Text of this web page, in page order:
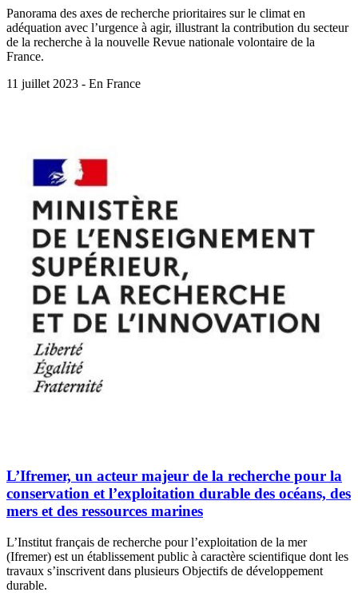
Panorama des axes de recherche prioritaires sur le climat en
adéquation avec l’urgence à agir, illustrant la contribution du secteur
de la recherche à la nouvelle Revue nationale volontaire de la
France.
11 juillet 2023 - En France
L’Ifremer, un acteur majeur de la recherche pour la
conservation et l’exploitation durable des océans, des
mers et des ressources marines
L’Institut français de recherche pour l’exploitation de la mer
(Ifremer) est un établissement public à caractère scientifique dont les
travaux s’inscrivent dans plusieurs Objectifs de développement
durable.